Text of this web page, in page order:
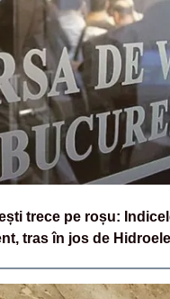
trece pe roșu:
tras în jos de